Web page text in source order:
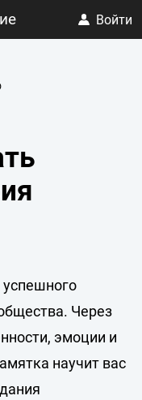
Войти
Через
эмоции и
научит вас